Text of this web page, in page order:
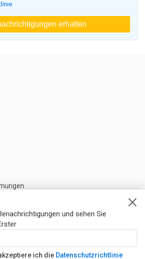
erhalten
und sehen Sie
ich die Datenschutzrichtlinie